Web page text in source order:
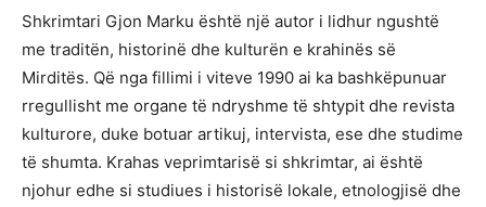
Shkrimtari Gjon Marku është një autor i lidhur ngushtë
me traditën, historinë dhe kulturën e krahinës së
Mirditës. Që nga fillimi i viteve 1990 ai ka bashkëpunuar
rregullisht me organe të ndryshme të shtypit dhe revista
kulturore, duke botuar artikuj, intervista, ese dhe studime
të shumta. Krahas veprimtarisë si shkrimtar, ai është
njohur edhe si studiues i historisë lokale, etnologjisë dhe